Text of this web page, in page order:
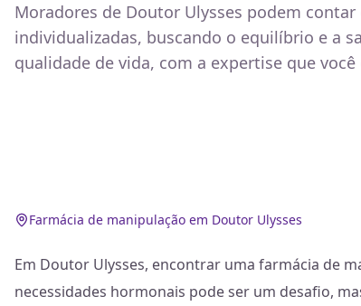
Moradores de Doutor Ulysses podem
individualizadas, buscando o equilíbrio e a
qualidade de vida, com a expertise que
Farmácia de manipulação em Doutor Ulysses
Em Doutor Ulysses, encontrar uma farmácia de
necessidades hormonais pode ser um desafio,